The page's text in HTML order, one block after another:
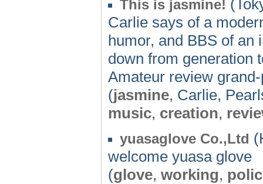
This is jasmine!
Carlie says of a
humor, and BBS of an
down from generation
Amateur review
(jasmine, Carlie,
music, creation,
yuasaglove Co.,Ltd
welcome yuasa glove
(glove, working,